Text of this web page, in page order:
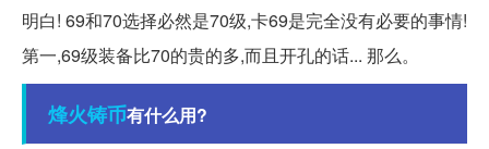
明白! 69和70选择必然是70级,卡69是完全没有必要的事情!
第一,69级装备比70的贵的多,而且开孔的话... 那么。
烽火铸币有什么用?